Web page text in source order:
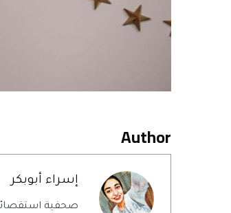
Author
إسراء أبوبكر
صحفية